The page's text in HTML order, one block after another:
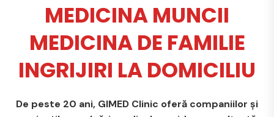
MEDICINA MUNCII
MEDICINA DE FAMILIE
INGRIJIRI LA DOMICILIU
De peste 20 ani, GIMED Clinic oferă companiilor și